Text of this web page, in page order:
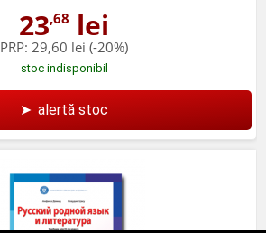
23,68 lei
PRP: 29,60 lei (-20%)
stoc indisponibil
➤ alertă stoc